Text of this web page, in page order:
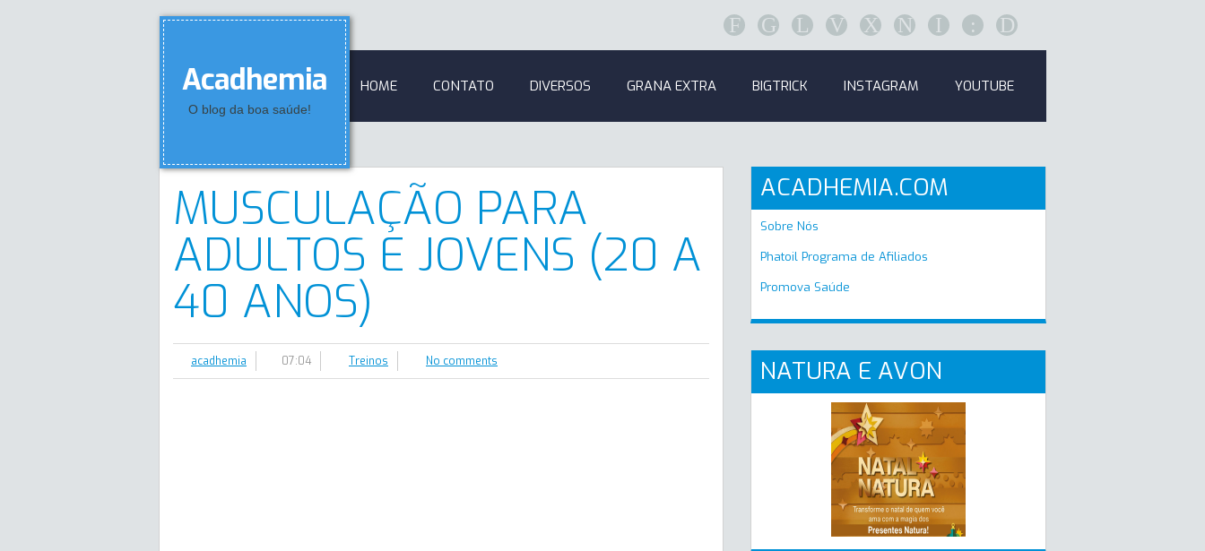
F G L V X N I : D
Acadhemia
O blog da boa saúde!
HOME CONTATO DIVERSOS GRANA EXTRA BIGTRICK INSTAGRAM YOUTUBE
MUSCULAÇÃO PARA
ADULTOS E JOVENS (20 A
40 ANOS)
acadhemia 07:04 Treinos No comments
ACADHEMIA.COM
Sobre Nós
Phatoil Programa de Afiliados
Promova Saúde
NATURA E AVON